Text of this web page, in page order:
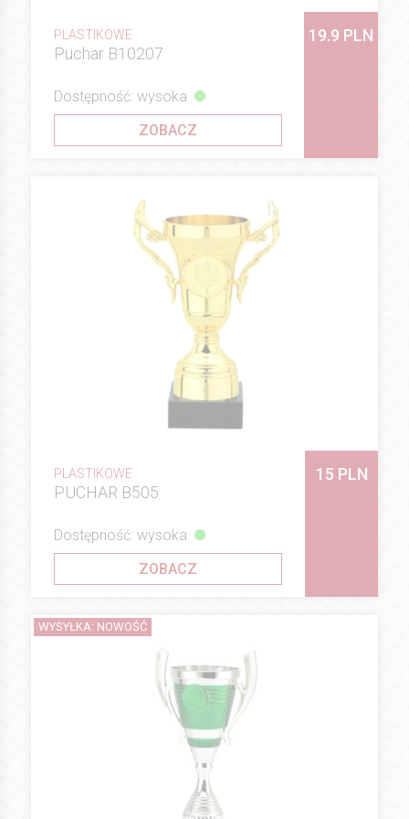
PLASTIKOWE
Puchar B10207
19.9 PLN
Dostępność: wysoka
ZOBACZ
PLASTIKOWE
PUCHAR B505
15 PLN
Dostępność: wysoka
ZOBACZ
WYSYŁKA: NOWOŚĆ